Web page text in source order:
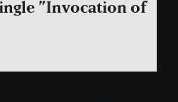
”Invocation of